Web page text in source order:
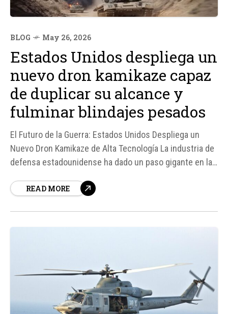
BLOG May 26, 2026
Estados Unidos despliega un
nuevo dron kamikaze capaz
de duplicar su alcance y
fulminar blindajes pesados
El Futuro de la Guerra: Estados Unidos Despliega un
Nuevo Dron Kamikaze de Alta Tecnología La industria de
defensa estadounidense ha dado un paso gigante en la
Block 2, una evolución del conocido dron kamikaze. Este
READ MORE